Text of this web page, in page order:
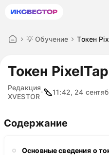
Акция: бесплатный
💡 Обучение Токен
Токен PixelTap
Редакция
XVESTOR
11:42, 24
Содержание
Основные сведения о